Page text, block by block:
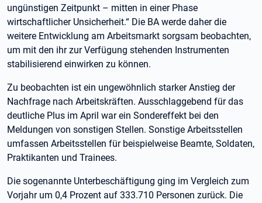
ungünstigen Zeitpunkt – mitten in einer Phase
wirtschaftlicher Unsicherheit.“ Die BA werde daher die
weitere Entwicklung am Arbeitsmarkt sorgsam beobachten,
um mit den ihr zur Verfügung stehenden Instrumenten
stabilisierend einwirken zu können.
Zu beobachten ist ein ungewöhnlich starker Anstieg der
Nachfrage nach Arbeitskräften. Ausschlaggebend für das
deutliche Plus im April war ein Sondereffekt bei den
Meldungen von sonstigen Stellen. Sonstige Arbeitsstellen
umfassen Arbeitsstellen für beispielweise Beamte, Soldaten,
Praktikanten und Trainees.
Die sogenannte Unterbeschäftigung ging im Vergleich zum
Vorjahr um 0,4 Prozent auf 333.710 Personen zurück. Die